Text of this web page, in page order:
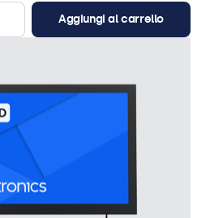
Aggiungi al carrello